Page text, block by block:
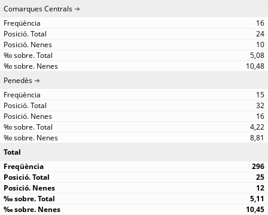
Comarques Centrals
16
24
10
5,08
10,48
Penedès
15
32
16
4,22
8,81
Total
296
25
12
5,11
10,45